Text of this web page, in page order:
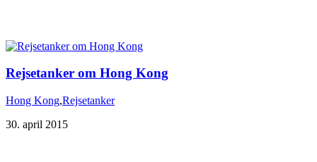
Rejsetanker om Hong Kong
Hong Kong,Rejsetanker
30. april 2015